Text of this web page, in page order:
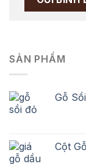
SẢN PHẨM
Gỗ
Cột